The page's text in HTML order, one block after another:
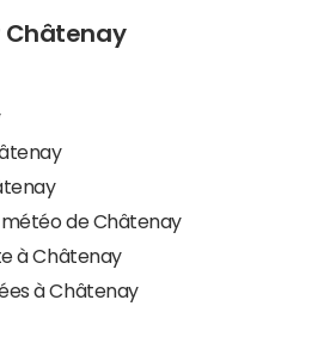
Châtenay
de Châtenay
à Châtenay
à Châtenay